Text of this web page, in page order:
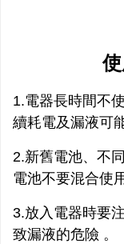
1.電器長時間不
續耗電及漏液可
2.新舊電池、不
電池不要混合使
3.放入電器時要
致漏液的危險 。